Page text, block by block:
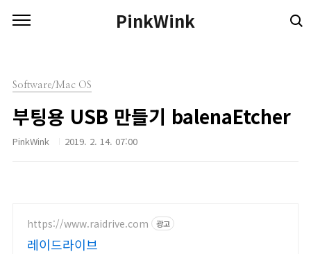
PinkWink
Software/Mac OS
부팅용 USB 만들기 balenaEtcher
PinkWink 2019. 2. 14. 07:00
https://www.raidrive.com 광고
레이드라이브